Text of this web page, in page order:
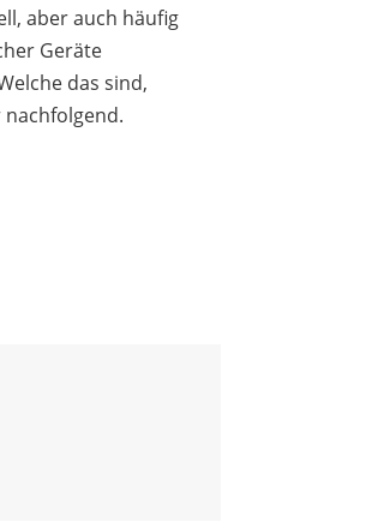
aber auch häufig
Geräte
das sind,